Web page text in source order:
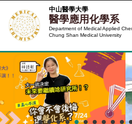
到
主
容
區
中山醫學大學
醫學應用化學系
Department of Medical Applied
Chung Shan Medical University